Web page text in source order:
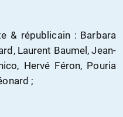
& républicain : Barbara
Laurent Baumel, Jean-
Hervé Féron, Pouria
;